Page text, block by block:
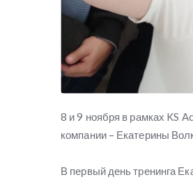
8 и 9 ноября в рамках KS
компании – Екатерины
В первый день тренинга